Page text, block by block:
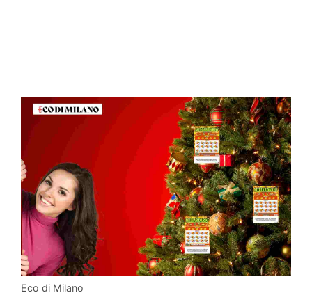
Eco di Milano